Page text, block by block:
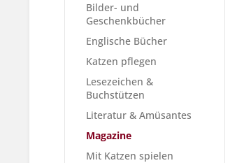
Bilder- und
Geschenkbücher
Englische Bücher
Katzen pflegen
Lesezeichen &
Buchstützen
Literatur & Amüsantes
Magazine
Mit Katzen spielen